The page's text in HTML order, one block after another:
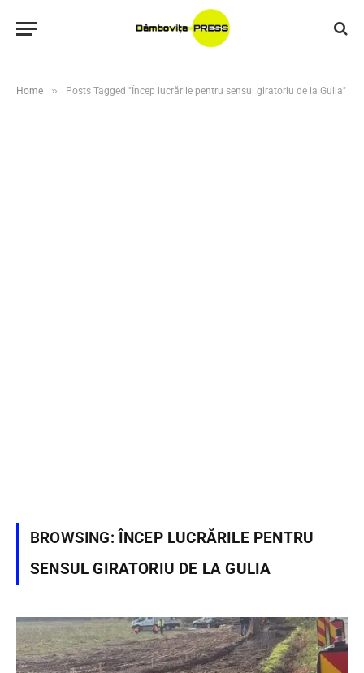
Home » Posts Tagged "Încep lucrările pentru sensul giratoriu de la Gulia"
BROWSING: ÎNCEP LUCRĂRILE PENTRU
SENSUL GIRATORIU DE LA GULIA